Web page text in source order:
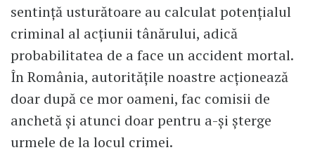
sentință usturătoare au calculat potențialul
criminal al acțiunii tânărului, adică
probabilitatea de a face un accident mortal.
În România, autoritățile noastre acționează
doar după ce mor oameni, fac comisii de
anchetă și atunci doar pentru a-și șterge
urmele de la locul crimei.